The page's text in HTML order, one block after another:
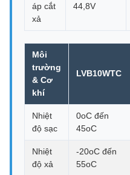
áp cắt
xả
44,8V
Môi
trường
& Cơ
khí
LVB10WTC
Nhiệt
độ sạc
0oC đến
45oC
Nhiệt
độ xả
-20oC đến
55oC